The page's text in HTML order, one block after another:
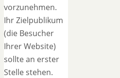
vorzunehmen.
Ihr Zielpublikum
(die Besucher
Ihrer Website)
sollte an erster
Stelle stehen.